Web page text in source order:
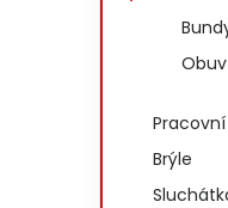
Obuv
Brýle